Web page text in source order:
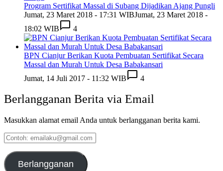
Program Sertifikat Massal di Subang Dijadikan Ajang Pungli
Jumat, 23 Maret 2018 - 17:31 WIBJumat, 23 Maret 2018 -
18:02 WIB
4
BPN Cianjur Berikan Kuota Pembuatan Sertifikat Secara
Massal dan Murah Untuk Desa Babakansari
Jumat, 14 Juli 2017 - 11:32 WIB
4
Berlangganan Berita via Email
Masukkan alamat email Anda untuk berlangganan berita kami.
Contoh:
emailaku@gmail.com
Berlangganan